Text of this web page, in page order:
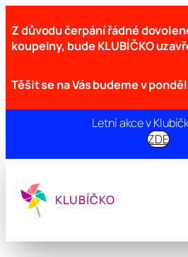
Z důvodu čerpání řádné
koupelny, bude KLUBÍČKO
Těšit se na Vás budeme v
Letní akce v
ZDE
obsah
KLUBÍČKO